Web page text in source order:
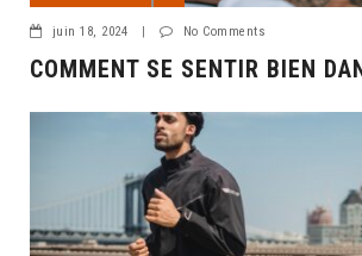
juin 18, 2024 | No Comments
COMMENT SE SENTIR BIEN